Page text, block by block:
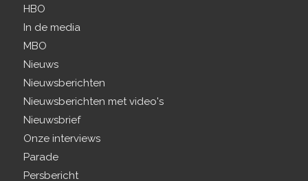
HBO
In de media
MBO
Nieuws
Nieuwsberichten
Nieuwsberichten met video's
Nieuwsbrief
Onze interviews
Parade
Persbericht